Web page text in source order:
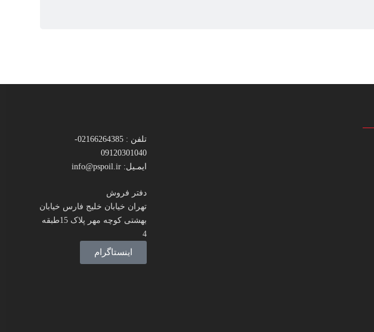
تلفن : 02166264385-
09120301040
ایمـیل: info@pspoil.ir
دفتر فروش
تهران خیابان خلیج فارس خیابان
بهشتی کوچه مهر پلاک 15طبقه
4
اینستاگرام